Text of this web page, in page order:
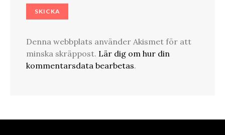
Denna webbplats använder Akismet för att
minska skräppost. Lär dig om hur din
kommentarsdata bearbetas.